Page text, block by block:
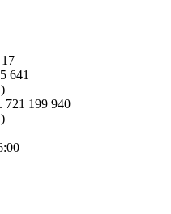
641
721 199 940